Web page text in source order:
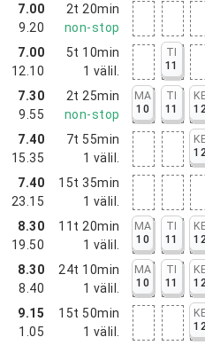
7.00
9.20
2t 20min
non-stop
7.00
12.10
5t 10min
1 välil.
TI
11
7.30
9.55
2t 25min
non-stop
MA
10
TI
11
7.40
15.35
7t 55min
1 välil.
7.40
23.15
15t 35min
1 välil.
8.30
19.50
11t 20min
1 välil.
MA
10
TI
11
8.30
8.40
24t 10min
1 välil.
MA
10
TI
11
9.15
1.05
15t 50min
1 välil.